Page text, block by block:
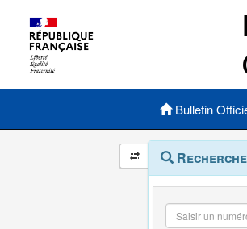
Menu principal
Bulletin
Navigation
et
outils
annexes
Menu
contextuel
Recherche